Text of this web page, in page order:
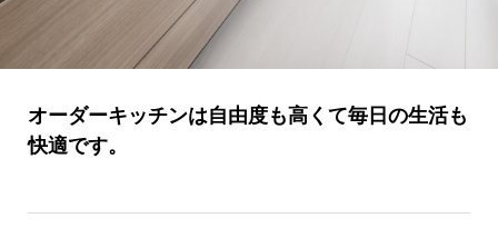
オーダーキッチンは自由度も高くて毎日の生活も
快適です。